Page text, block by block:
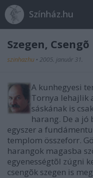
Színház.hu
Szegen, Csengõ
szinhazhu • 2005. január 31.
A kunhegyesi
Tornya lehajlik
sáskának is
harang. De a jó
egyszer a
templom összeforr.
harangok magasba
egyenességtõl zúgni
csengõk szegen is